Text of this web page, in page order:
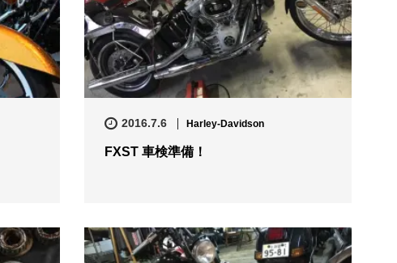
2016.7.6 Harley-Davidson
FXST 車検準備！